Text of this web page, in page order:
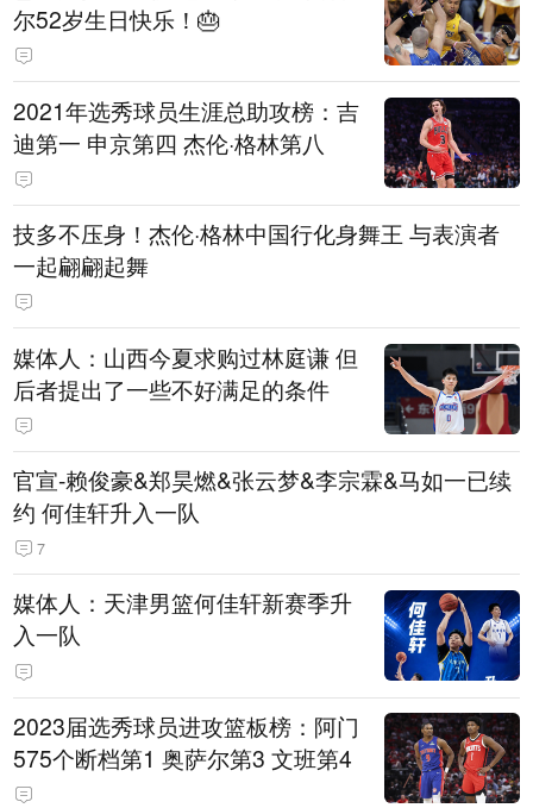
尔52岁生日快乐！🎂
2021年选秀球员生涯总助攻榜：吉
迪第一 申京第四 杰伦·格林第八
技多不压身！杰伦·格林中国行化身舞王 与表演者
一起翩翩起舞
媒体人：山西今夏求购过林庭谦 但
后者提出了一些不好满足的条件
官宣-赖俊豪&郑昊燃&张云梦&李宗霖&马如一已续
约 何佳轩升入一队
7
媒体人：天津男篮何佳轩新赛季升
入一队
2023届选秀球员进攻篮板榜：阿门
575个断档第1 奥萨尔第3 文班第4